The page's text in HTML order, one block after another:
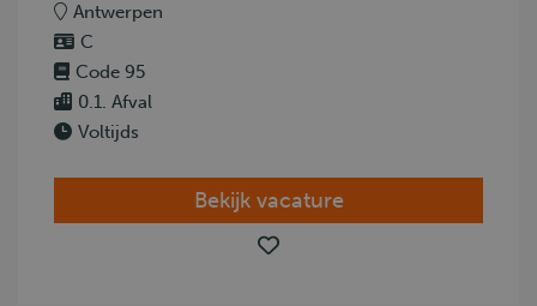
Antwerpen
C
Code 95
0.1. Afval
Voltijds
Bekijk vacature